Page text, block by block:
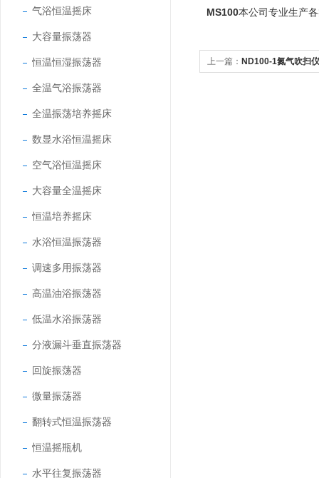
气浴恒温摇床
大容量振荡器
恒温恒湿振荡器
全温气浴振荡器
全温振荡培养摇床
数显水浴恒温摇床
空气浴恒温摇床
大容量全温摇床
恒温培养摇床
水浴恒温振荡器
调速多用振荡器
高温油浴振荡器
低温水浴振荡器
分液漏斗垂直振荡器
回旋振荡器
微量振荡器
翻转式恒温振荡器
恒温摇瓶机
水平往复振荡器
MS100本公司专业生产
上一篇： ND100-1氮气吹扫仪